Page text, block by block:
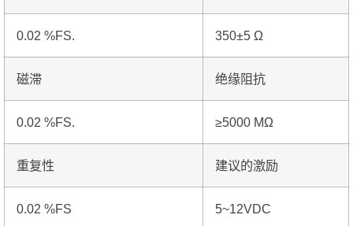
0.02 %FS. 350±5 Ω
磁滞 绝缘阻抗
0.02 %FS. ≥5000 MΩ
重复性 建议的激励
0.02 %FS 5~12VDC